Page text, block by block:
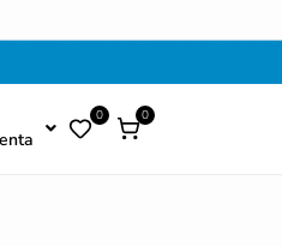
0 0